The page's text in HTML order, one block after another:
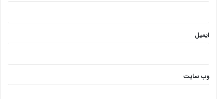
ایمیل
وب‌ سایت